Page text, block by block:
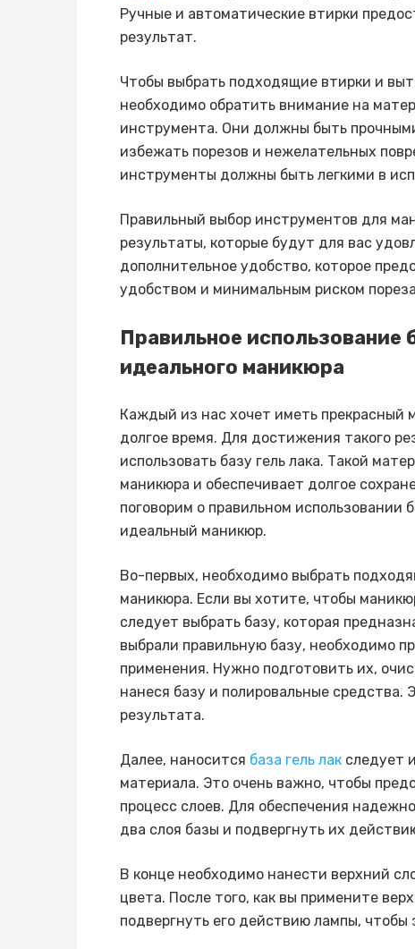
Ручные и автоматические втирки
результат.
Чтобы выбрать подходящие втирки и
необходимо обратить внимание на
инструмента. Они должны быть
избежать порезов и нежелательных
инструменты должны быть легкими в
Правильный выбор инструментов для
результаты, которые будут для вас
дополнительное удобство, которое
удобством и минимальным риском
Правильное использование
идеального маникюра
Каждый из нас хочет иметь прекрасный
долгое время. Для достижения такого
использовать базу гель лака. Такой
маникюра и обеспечивает долгое
поговорим о правильном использовании
идеальный маникюр.
Во-первых, необходимо выбрать
маникюра. Если вы хотите, чтобы
следует выбрать базу, которая
выбрали правильную базу, необходимо
применения. Нужно подготовить их,
нанеся базу и полировальные средства.
результата.
Далее, наносится база гель лак следует
материала. Это очень важно, чтобы
процесс слоев. Для обеспечения
два слоя базы и подвергнуть их
В конце необходимо нанести верхний
цвета. После того, как вы примените
подвергнуть его действию лампы, чтобы